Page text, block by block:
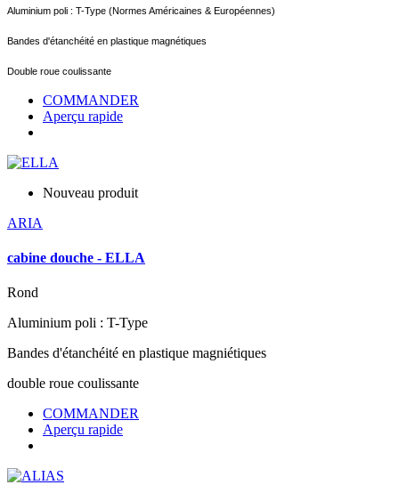
Aluminium poli : T-Type (Normes Américaines & Européennes)
Bandes d'étanchéité en plastique magnétiques
Double roue coulissante
COMMANDER
Aperçu rapide
Nouveau produit
ARIA
cabine douche - ELLA
Rond
Aluminium poli : T-Type
Bandes d'étanchéité en plastique magniétiques
double roue coulissante
COMMANDER
Aperçu rapide